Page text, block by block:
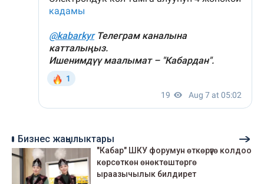
Бизнес жаңылыктары
"Кабар" ШКУ форумун өткөрүүгө колдоо
көрсөткөн өнөктөштөргө
ыраазычылык билдирет